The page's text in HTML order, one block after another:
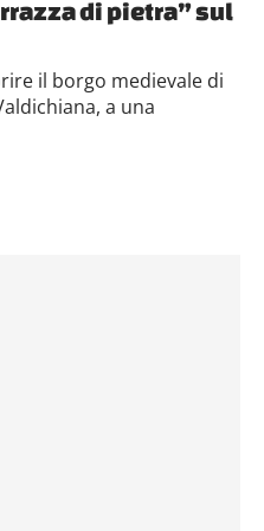
di pietra” sul
il borgo medievale di
a una